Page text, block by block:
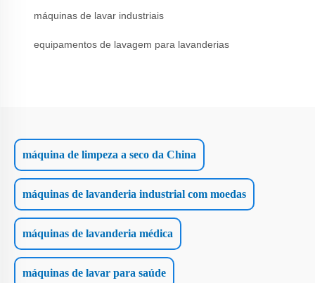
máquinas de lavar industriais
equipamentos de lavagem para lavanderias
máquina de limpeza a seco da China
máquinas de lavanderia industrial com moedas
máquinas de lavanderia médica
máquinas de lavar para saúde